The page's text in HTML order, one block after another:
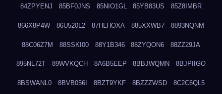
84ZPYENJ 85BF0JNS 85NIO1GL 85YB83US 85Z8IMBR
866X8P4W 86U520L2 87HLHOXA 885XXWB7 8893NQNM
88C06Z7M 88SSKI00 88Y1B346 88ZYQON6 88ZZ29JA
895NL72T 89WVKQCH 8A6B5EEP 8BBJWQMN 8BJPIIGO
8BSWANL0 8BVB056I 8BZT9YKF 8BZZZWSD 8C2C6QL5